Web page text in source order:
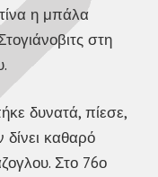
η μπάλα
στη
δυνατά, πίεσε,
καθαρό
Στο 76ο